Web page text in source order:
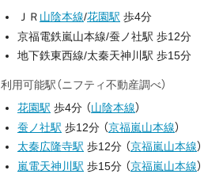
ＪＲ 山陰本線/花園駅 歩4分
京福電鉄嵐山本線/蚕ノ社駅 歩12分
地下鉄東西線/太秦天神川駅 歩15分
利用可能駅（ニフティ不動産調べ）
花園駅 歩4分 （山陰本線）
蚕ノ社駅 歩12分 （京福嵐山本線）
太秦広隆寺駅 歩12分 （京福嵐山本線）
嵐電天神川駅 歩15分 （京福嵐山本線）